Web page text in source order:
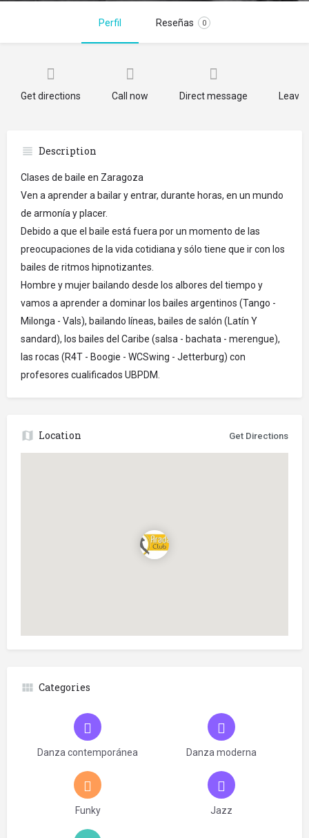
Perfil Reseñas 0
Get directions Call now Direct message
Description
Clases de baile en Zaragoza
Ven a aprender a bailar y entrar, durante horas, en un mundo
de armonía y placer.
Debido a que el baile está fuera por un momento de las
preocupaciones de la vida cotidiana y sólo tiene que ir con los
bailes de ritmos hipnotizantes.
Hombre y mujer bailando desde los albores del tiempo y
vamos a aprender a dominar los bailes argentinos (Tango -
Milonga - Vals), bailando líneas, bailes de salón (Latín Y
sandard), los bailes del Caribe (salsa - bachata - merengue),
las rocas (R4T - Boogie - WCSwing - Jetterburg) con
profesores cualificados UBPDM.
Location Get Directions
Categories
Danza contemporánea Danza moderna
Funky Jazz